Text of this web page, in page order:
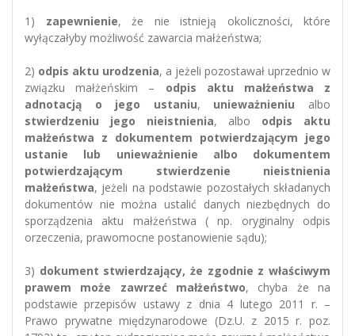
1) zapewnienie, że nie istnieją okoliczności, które
wyłączałyby możliwość zawarcia małżeństwa;
2) odpis aktu urodzenia, a jeżeli pozostawał uprzednio w
związku małżeńskim – odpis aktu małżeństwa z
adnotacją o jego ustaniu, unieważnieniu albo
stwierdzeniu jego nieistnienia, albo odpis aktu
małżeństwa z dokumentem potwierdzającym jego
ustanie lub unieważnienie albo dokumentem
potwierdzającym stwierdzenie nieistnienia
małżeństwa, jeżeli na podstawie pozostałych składanych
dokumentów nie można ustalić danych niezbędnych do
sporządzenia aktu małżeństwa ( np. oryginalny odpis
orzeczenia, prawomocne postanowienie sądu);
3) dokument stwierdzający, że zgodnie z właściwym
prawem może zawrzeć małżeństwo, chyba że na
podstawie przepisów ustawy z dnia 4 lutego 2011 r. –
Prawo prywatne międzynarodowe (Dz.U. z 2015 r. poz.